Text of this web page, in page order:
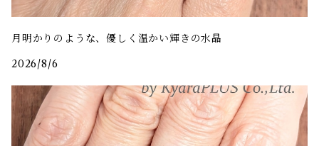
月明かりのような、優しく温かい輝きの水晶
2026/8/6